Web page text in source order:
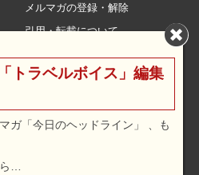
メルマガの登録・解除
引用・転載について
利用規約
広告メニュー・料金
トラベルボイス」編集
ガ「今日のヘッドライン」 、も
…